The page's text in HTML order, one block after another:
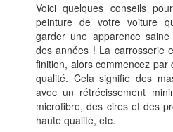
Voici quelques conseils
peinture de votre voiture
garder une apparence
des années ! La carrosserie
finition, alors commencez
qualité. Cela signifie des
avec un rétrécissement
microfibre, des cires et des
haute qualité, etc.